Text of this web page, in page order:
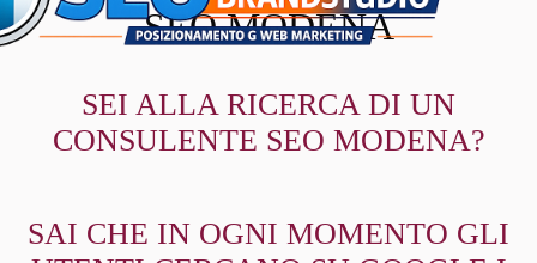
SEO MODENA
SEI ALLA RICERCA DI UN
CONSULENTE SEO MODENA?
SAI CHE IN OGNI MOMENTO GLI